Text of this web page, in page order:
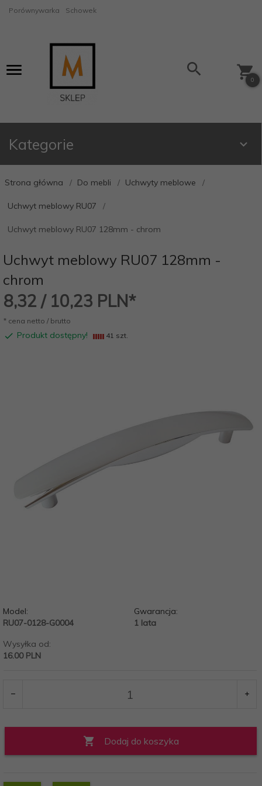
Porównywarka Schowek
0
Kategorie
Strona główna Do mebli Uchwyty meblowe
Uchwyt meblowy RU07
Uchwyt meblowy RU07 128mm - chrom
Uchwyt meblowy RU07 128mm -
chrom
8,32 / 10,23 PLN*
* cena netto / brutto
Produkt dostępny! 41 szt.
Model:
RU07-0128-G0004
Gwarancja:
1 lata
Wysyłka od:
16.00 PLN
Dodaj do koszyka